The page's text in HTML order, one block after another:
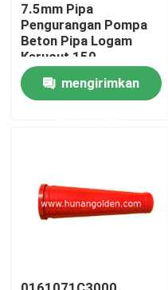
Rumah
Produk
Tur Pabrik
Hubungi kami
7.5mm Pipa
Pengurangan Pompa
Beton Pipa Logam
Kerucut 150-
125L1400
mengirimkan